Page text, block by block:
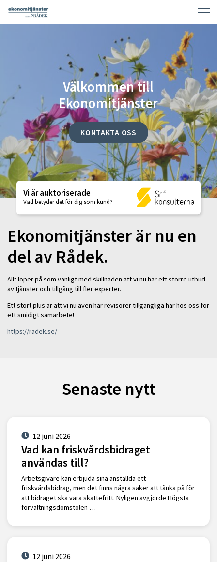
Välkommen till
Ekonomitjänster
KONTAKTA OSS
Vi är auktoriserade
Vad betyder det för dig som kund?
Ekonomitjänster är nu en
del av Rådek.
Allt löper på som vanligt med skillnaden att vi nu har ett större utbud
av tjänster och tillgång till fler experter.
Ett stort plus är att vi nu även har revisorer tillgängliga här hos oss för
ett smidigt samarbete!
https://radek.se/
Senaste nytt
12 juni 2026
Vad kan friskvårdsbidraget
användas till?
Arbetsgivare kan erbjuda sina anställda ett
friskvårdsbidrag, men det finns några saker att tänka på för
att bidraget ska vara skattefritt. Nyligen avgjorde Högsta
förvaltningsdomstolen …
12 juni 2026